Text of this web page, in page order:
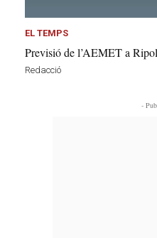
EL TEMPS
Previsió de l’AEMET a
Redacció
-